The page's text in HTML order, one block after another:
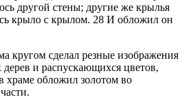
другой стены; другие же крылья
крыло с крылом. 28 И обложил он
кругом сделал резные изображения
и распускающихся цветов,
храме обложил золотом во